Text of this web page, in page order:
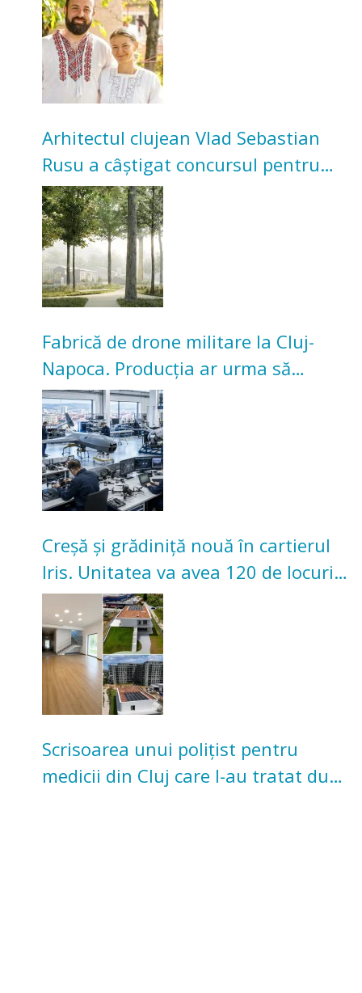
bunicilor
Arhitectul clujean Vlad Sebastian
Rusu a câștigat concursul pentru
transformarea Grădinii Casei
Universitarilor
Fabrică de drone militare la Cluj-
Napoca. Producția ar urma să
înceapă în toamna acestui an
Creșă și grădiniță nouă în cartierul
Iris. Unitatea va avea 120 de locuri
pentru copii
Scrisoarea unui polițist pentru
medicii din Cluj care l-au tratat după